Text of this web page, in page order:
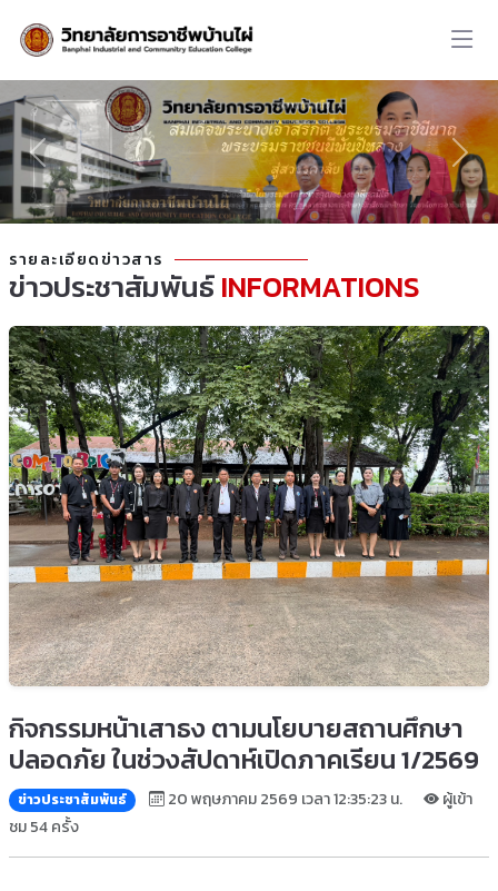
รายละเอียดข่าวสาร
ข่าวประชาสัมพันธ์INFORMATIONS
กิจกรรมหน้าเสาธง ตามนโยบายสถานศึกษา
ปลอดภัย ในช่วงสัปดาห์เปิดภาคเรียน 1/2569
ข่าวประชาสัมพันธ์ 20 พฤษภาคม 2569 เวลา 12:35:23 น.
ผู้เข้า
ชม 54 ครั้ง